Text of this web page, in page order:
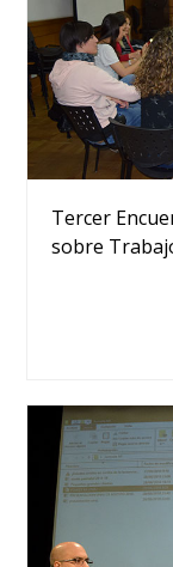
Tercer
sobre